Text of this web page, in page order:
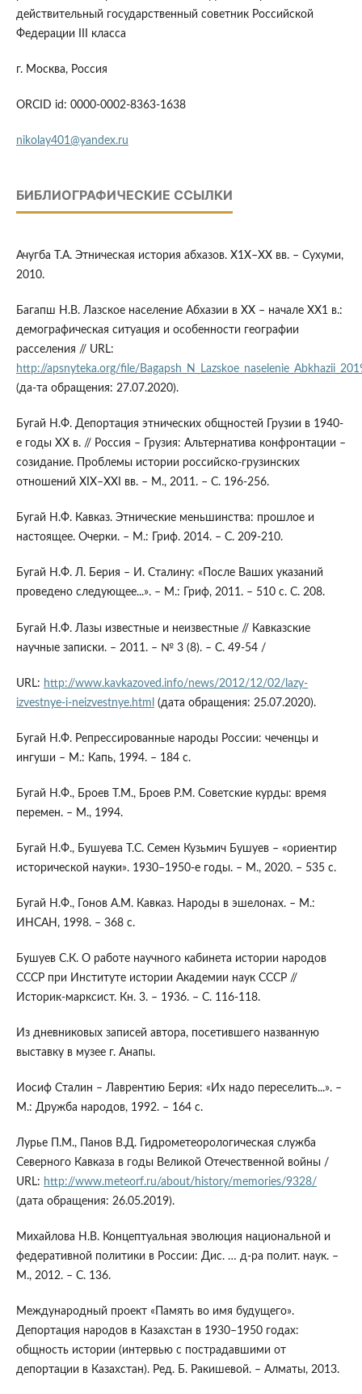
действительный государственный советник Российской
Федерации III класса
г. Москва, Россия
ORCID id: 0000-0002-8363-1638
nikolay401@yandex.ru
БИБЛИОГРАФИЧЕСКИЕ ССЫЛКИ
Ачугба Т.А. Этническая история абхазов. Х1Х–ХХ вв. – Сухуми,
2010.
Багапш Н.В. Лазское население Абхазии в ХХ – начале ХХ1 в.:
демографическая ситуация и особенности географии
расселения // URL:
http://apsnyteka.org/file/
(да-та обращения: 27.07.2020).
Бугай Н.Ф. Депортация этнических общностей Грузии в 1940-
е годы ХХ в. // Россия – Грузия: Альтернатива конфронтации –
созидание. Проблемы истории российско-грузинских
отношений XIX–XXI вв. – М., 2011. – C. 196-256.
Бугай Н.Ф. Кавказ. Этнические меньшинства: прошлое и
настоящее. Очерки. – М.: Гриф. 2014. – С. 209-210.
Бугай Н.Ф. Л. Берия – И. Сталину: «После Ваших указаний
проведено следующее...». – М.: Гриф, 2011. – 510 с. С. 208.
Бугай Н.Ф. Лазы известные и неизвестные // Кавказские
научные записки. – 2011. – № 3 (8). – С. 49-54 /
URL: http://www.kavkazoved.info/news/2012/12/02/lazy-
izvestnye-i-neizvestnye.html (дата обращения: 25.07.2020).
Бугай Н.Ф. Репрессированные народы России: чеченцы и
ингуши – М.: Капь, 1994. – 184 с.
Бугай Н.Ф., Броев Т.М., Броев Р.М. Советские курды: время
перемен. – М., 1994.
Бугай Н.Ф., Бушуева Т.С. Семен Кузьмич Бушуев – «ориентир
исторической науки». 1930–1950-е годы. – М., 2020. – 535 с.
Бугай Н.Ф., Гонов А.М. Кавказ. Народы в эшелонах. – М.:
ИНСАН, 1998. – 368 с.
Бушуев С.К. О работе научного кабинета истории народов
СССР при Институте истории Академии наук СССР //
Историк-марксист. Кн. 3. – 1936. – С. 116-118.
Из дневниковых записей автора, посетившего названную
выставку в музее г. Анапы.
Иосиф Сталин – Лаврентию Берия: «Их надо переселить...». –
М.: Дружба народов, 1992. – 164 с.
Лурье П.М., Панов В.Д. Гидрометеорологическая служба
Северного Кавказа в годы Великой Отечественной войны /
URL: http://www.meteorf.ru/about/history/memories/9328/
(дата обращения: 26.05.2019).
Михайлова Н.В. Концептуальная эволюция национальной и
федеративной политики в России: Дис. … д-ра полит. наук. –
М., 2012. – С. 136.
Международный проект «Память во имя будущего».
Депортация народов в Казахстан в 1930–1950 годах:
общность истории (интервью с пострадавшими от
депортации в Казахстан). Ред. Б. Ракишевой. – Алматы, 2013.